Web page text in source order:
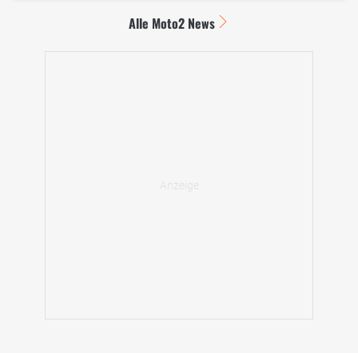
Alle Moto2 News